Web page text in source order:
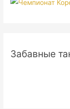
Забавные